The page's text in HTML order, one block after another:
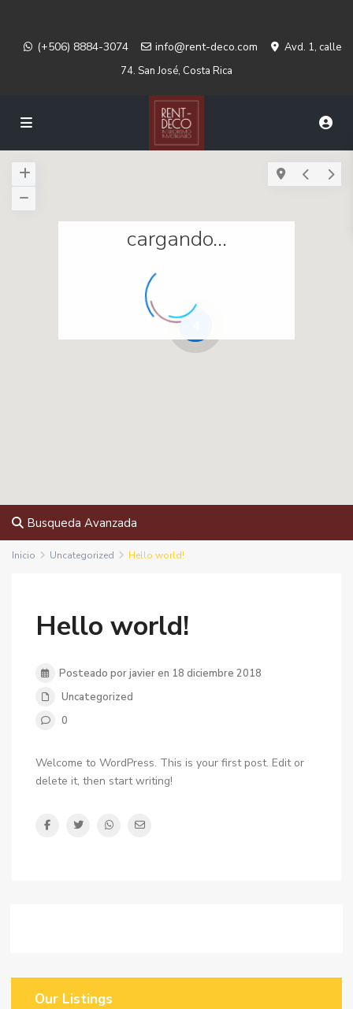
(+506) 8884-3074 info@rent-deco.com
Avd. 1, calle
74. San José, Costa Rica
cargando...
Busqueda Avanzada
Inicio Uncategorized Hello world!
Hello world!
Posteado por javier en 18 diciembre 2018
Uncategorized
0
Welcome to WordPress. This is your first post. Edit or
delete it, then start writing!
Our Listings